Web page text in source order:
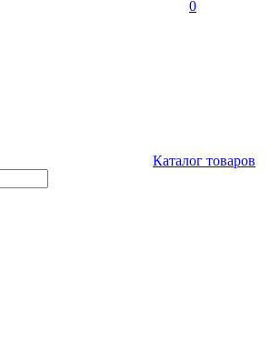
0
Каталог товаров